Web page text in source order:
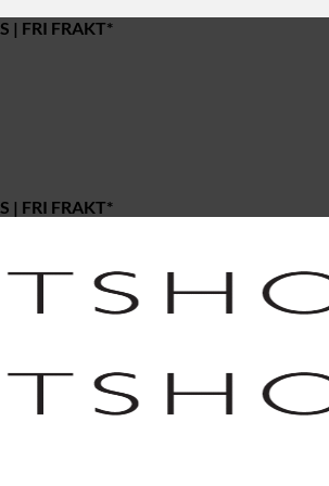
| FRI FRAKT*
| FRI FRAKT*